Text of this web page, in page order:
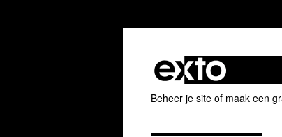
Beheer je site of maak een